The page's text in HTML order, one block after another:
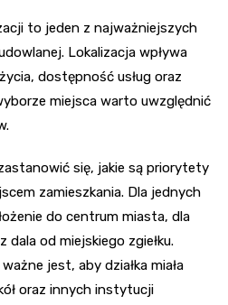
to jeden z najważniejszych
Lokalizacja wpływa
dostępność usług oraz
miejsca warto uwzględnić
się, jakie są priorytety
zamieszkania. Dla jednych
do centrum miasta, dla
od miejskiego zgiełku.
jest, aby działka miała
oraz innych instytucji